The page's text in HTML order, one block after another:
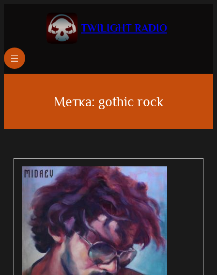
содержимому
TWILIGHT RADIO
Метка: gothic rock